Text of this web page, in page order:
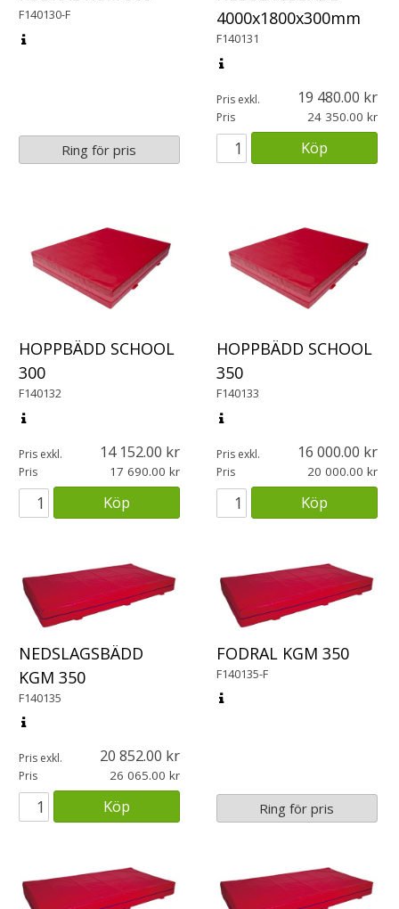
F140130-F
Ring för pris
4000x1800x300mm
F140131
Pris exkl. 19 480.00
Pris 24 350.00
Köp
HOPPBÄDD SCHOOL
300
F140132
Pris exkl. 14 152.00
Pris 17 690.00
Köp
HOPPBÄDD SCHOOL
350
F140133
Pris exkl. 16 000.00
Pris 20 000.00
Köp
NEDSLAGSBÄDD
KGM 350
F140135
Pris exkl. 20 852.00
Pris 26 065.00
Köp
FODRAL KGM 350
F140135-F
Ring för pris